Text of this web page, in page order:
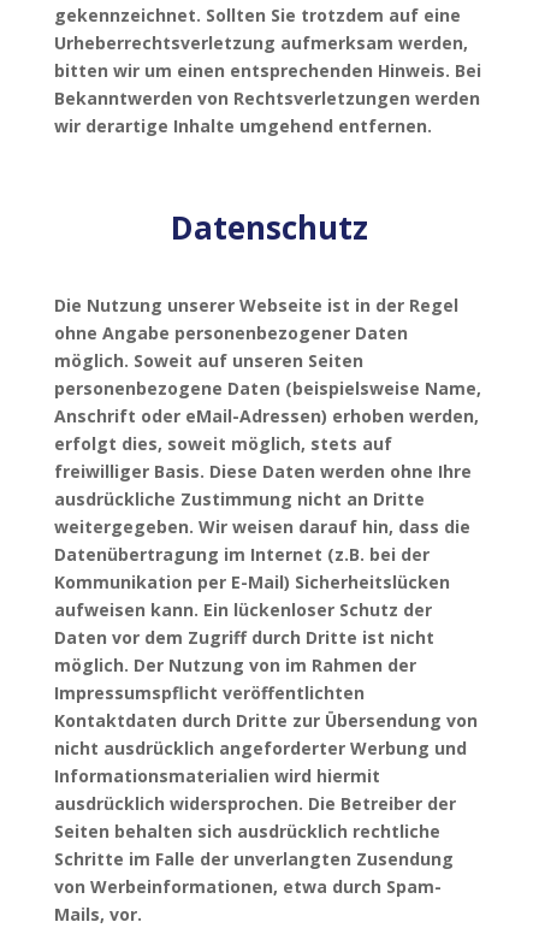
gekennzeichnet. Sollten Sie trotzdem auf eine
Urheberrechtsverletzung aufmerksam werden,
bitten wir um einen entsprechenden Hinweis. Bei
Bekanntwerden von Rechtsverletzungen werden
wir derartige Inhalte umgehend entfernen.
Datenschutz
Die Nutzung unserer Webseite ist in der Regel
ohne Angabe personenbezogener Daten
möglich. Soweit auf unseren Seiten
personenbezogene Daten (beispielsweise Name,
Anschrift oder eMail-Adressen) erhoben werden,
erfolgt dies, soweit möglich, stets auf
freiwilliger Basis. Diese Daten werden ohne Ihre
ausdrückliche Zustimmung nicht an Dritte
weitergegeben. Wir weisen darauf hin, dass die
Datenübertragung im Internet (z.B. bei der
Kommunikation per E-Mail) Sicherheitslücken
aufweisen kann. Ein lückenloser Schutz der
Daten vor dem Zugriff durch Dritte ist nicht
möglich. Der Nutzung von im Rahmen der
Impressumspflicht veröffentlichten
Kontaktdaten durch Dritte zur Übersendung von
nicht ausdrücklich angeforderter Werbung und
Informationsmaterialien wird hiermit
ausdrücklich widersprochen. Die Betreiber der
Seiten behalten sich ausdrücklich rechtliche
Schritte im Falle der unverlangten Zusendung
von Werbeinformationen, etwa durch Spam-
Mails, vor.